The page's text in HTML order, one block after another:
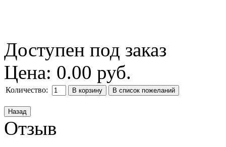
Доступен под заказ
Цена: 0.00 руб.
Количество:
Отзыв